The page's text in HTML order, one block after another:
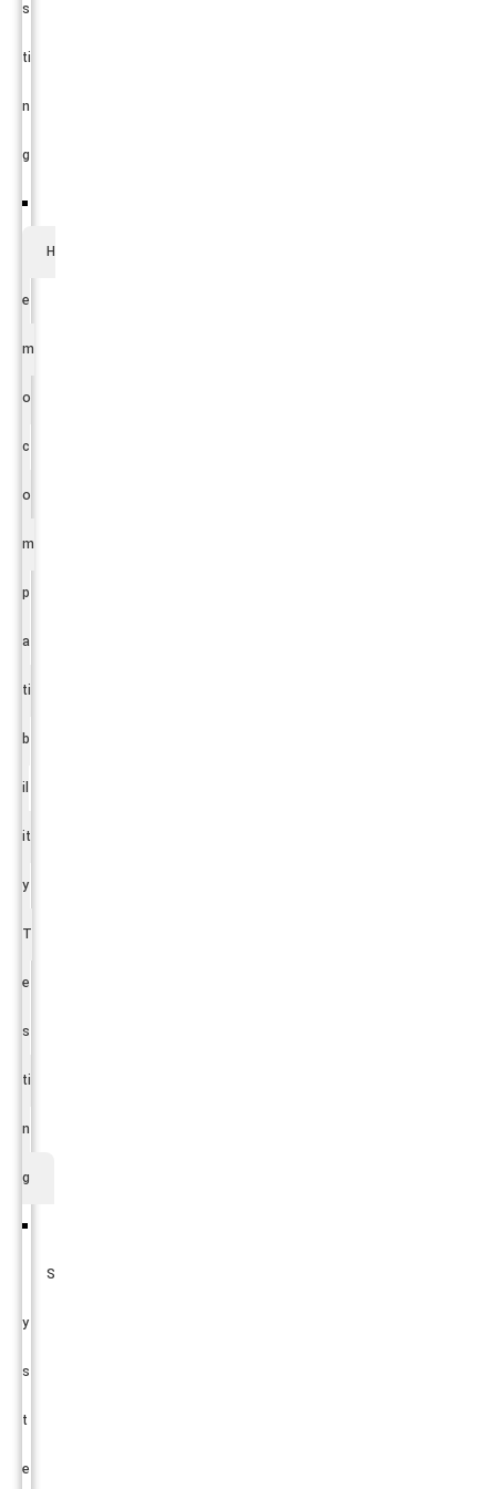
s
ti
n
g
H
e
m
o
c
o
m
p
a
ti
b
il
it
y
T
e
s
ti
n
g
S
y
s
t
e